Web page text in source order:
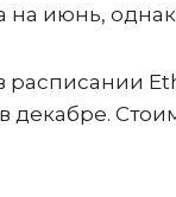
июнь,
расписании
декабре.